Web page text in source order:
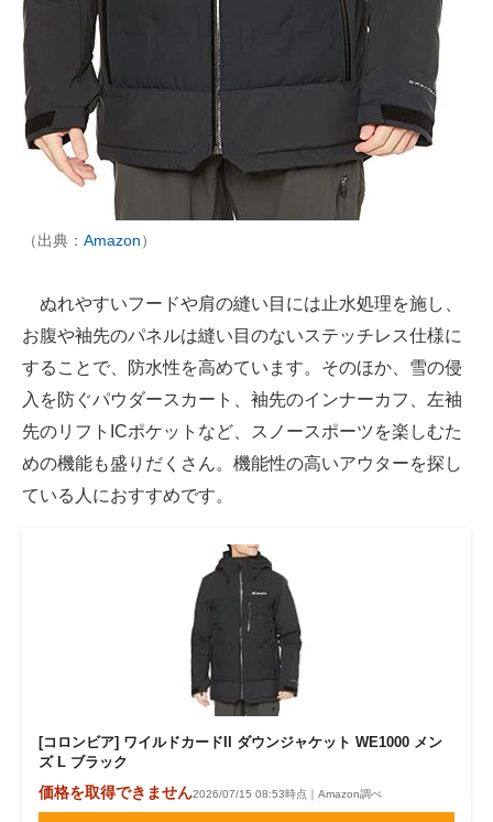
（出典： Amazon）
ぬれやすいフードや肩の縫い目には止水処理を施し、
お腹や袖先のパネルは縫い目のないステッチレス仕様に
することで、防水性を高めています。そのほか、雪の侵
入を防ぐパウダースカート、袖先のインナーカフ、左袖
先のリフトICポケットなど、スノースポーツを楽しむた
めの機能も盛りだくさん。機能性の高いアウターを探し
ている人におすすめです。
[コロンビア] ワイルドカードII ダウンジャケット WE1000 メン
ズ L ブラック
価格を取得できません2026/07/15 08:53時点｜Amazon調べ